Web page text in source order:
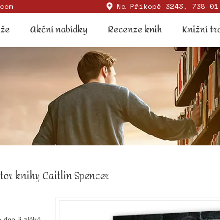
Na Příkopě 3243, 738
Akční nabídky Recenze knih Knižní
knihy Caitlin Spencer
Akční nabídky Recenze knih